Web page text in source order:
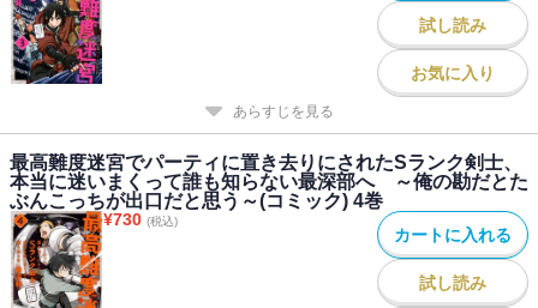
試し読み
お気に入り
あらすじを見る
最高難度迷宮でパーティに置き去りにされたSランク剣士、
本当に迷いまくって誰も知らない最深部へ ～俺の勘だとた
ぶんこっちが出口だと思う～(コミック) 4巻
¥730 (税込)
カートに入れる
試し読み